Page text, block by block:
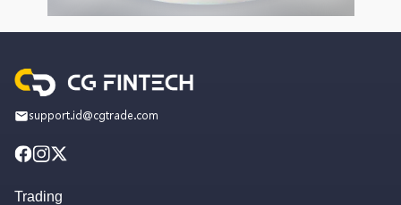
support.id@cgtrade.com
Trading